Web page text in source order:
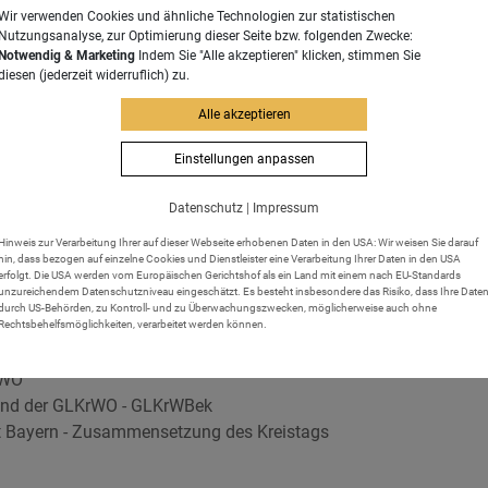
nicht jedoch Landrat. Außerdem dürfen keine Gründe für
sind zahlreiche Fristen zu beachten.
Landratsamt.
der GLKrWO - GLKrWBek
- Zusammensetzung des Kreistags
verwenden Cookies und ähnliche Technologien zur statistischen
Nutzungsanalyse, zur Optimierung dieser Seite bzw. folgenden Zwecke:
Notwendig & Marketing Indem Sie "Alle akzeptieren" klicken, stimmen Sie
(jederzeit widerruflich) zu.
Alle akzeptieren
Einstellungen anpassen
Datenschutz Impressum
Hinweis zur Verarbeitung Ihrer auf dieser Webseite erhobenen Daten in den USA: Wir weisen Sie darauf
hin, dass bezogen auf einzelne Cookies und Dienstleister eine Verarbeitung Ihrer Daten in den USA
Die USA werden vom Europäischen Gerichtshof als ein Land mit einem nach EU-Standards
Datenschutzniveau eingeschätzt. Es besteht insbesondere das Risiko, dass Ihre Daten
US-Behörden, zu Kontroll- und zu Überwachungszwecken, möglicherweise auch ohne
Rechtsbehelfsmöglichkeiten, verarbeitet werden können.